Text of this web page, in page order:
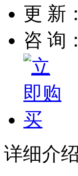
更 新
咨 询
详细介绍